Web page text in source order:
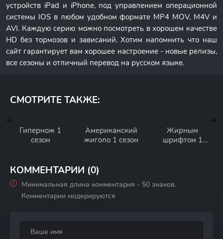
устройств iPad и iPhone, под управлением операционной
системы IOS в любом удобном формате MP4 MOV, M4V и
AVI. Каждую серию можно посмотреть в хорошем качестве
HD без тормозов и зависаний. Хотим напомнить что наш
сайт гарантирует вам хорошее настроение - новые релизы,
все сезоны и отличный перевод на русском языке.
СМОТРИТЕ ТАКЖЕ:
Гипернож 1
сезон
Американский
жиголо 1 сезон
Жирным
шрифтом 1
КОММЕНТАРИИ (0)
Минимальная длина комментария - 50 знаков.
Комментарии модерируются